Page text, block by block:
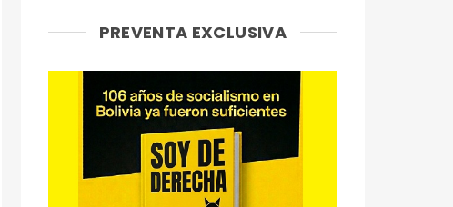
PREVENTA EXCLUSIVA